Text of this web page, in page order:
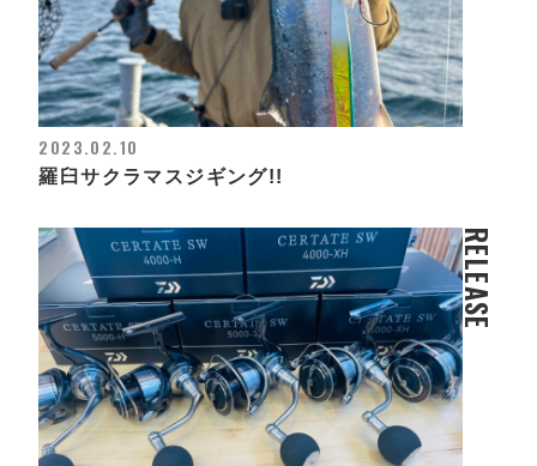
2023.02.10
羅臼サクラマスジギング!!
RELEASE